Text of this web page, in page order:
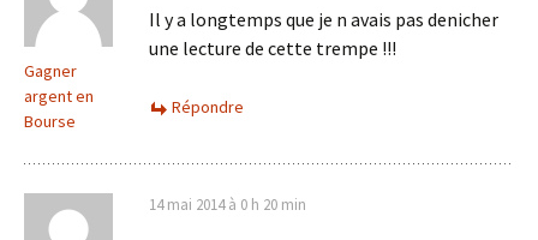
Gagner
argent en
Bourse
Il y a longtemps que je n avais pas denicher
une lecture de cette trempe !!!
Répondre
14 mai 2014 à 0 h 20 min